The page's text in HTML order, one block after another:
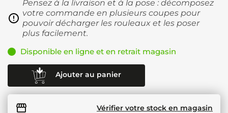
Pensez à la livraison et à la pose : décomposez
votre commande en plusieurs coupes pour
pouvoir décharger les rouleaux et les poser
plus facilement.
Disponible en ligne et en retrait magasin
Ajouter au panier
Vérifier votre stock en magasin